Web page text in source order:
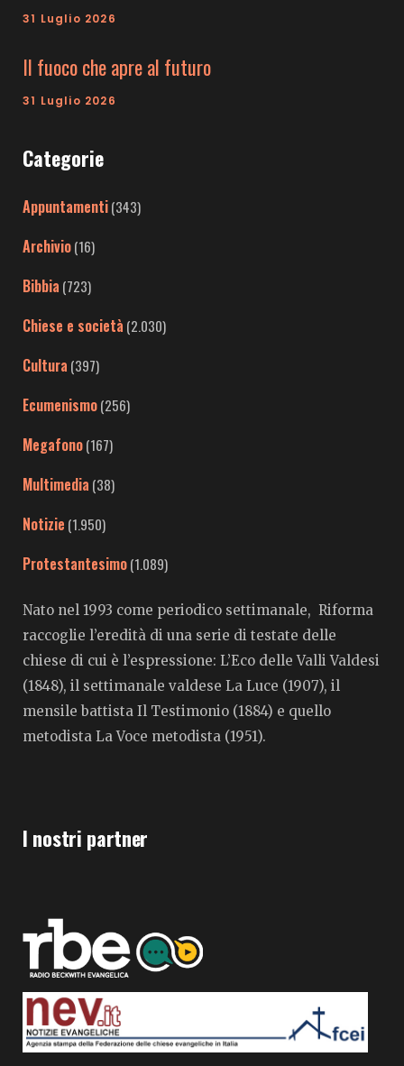
31 Luglio 2026
Il fuoco che apre al futuro
31 Luglio 2026
Categorie
Appuntamenti(343)
Archivio(16)
Bibbia (723)
Chiese e società (2.030)
Cultura (397)
Ecumenismo(256)
Megafono(167)
Multimedia (38)
Notizie (1.950)
Protestantesimo(1.089)
Nato nel 1993 come periodico settimanale, Riforma
raccoglie l’eredità di una serie di testate delle
chiese di cui è l’espressione: L’Eco delle Valli Valdesi
(1848), il settimanale valdese La Luce (1907), il
mensile battista Il Testimonio (1884) e quello
metodista La Voce metodista (1951).
I nostri partner